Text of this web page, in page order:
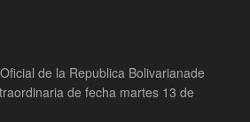
de la Republica Bolivarianade
de fecha martes 13 de